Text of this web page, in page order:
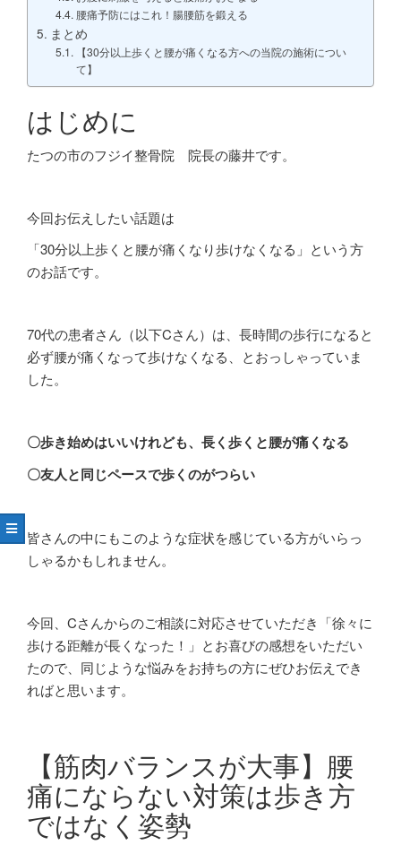
腰痛予防にはこれ！腸腰筋を鍛える
まとめ
【30分以上歩くと腰が痛くなる方への当院の施術につい
て】
はじめに
たつの市のフジイ整骨院 院長の藤井です。
今回お伝えしたい話題は
「30分以上歩くと腰が痛くなり歩けなくなる」という方
のお話です。
70代の患者さん（以下Cさん）は、長時間の歩行になると
必ず腰が痛くなって歩けなくなる、とおっしゃっていま
した。
〇歩き始めはいいけれども、長く歩くと腰が痛くなる
〇友人と同じペースで歩くのがつらい
皆さんの中にもこのような症状を感じている方がいらっ
しゃるかもしれません。
今回、 Cさんからのご相談に対応させていただき「徐々に
歩ける距離が長くなった！」とお喜びの感想をいただい
たので、同じような悩みをお持ちの方にぜひお伝えでき
ればと思います。
【筋肉バランスが大事】腰
痛にならない対策は歩き方
ではなく姿勢